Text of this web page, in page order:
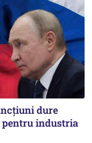
dure
industria